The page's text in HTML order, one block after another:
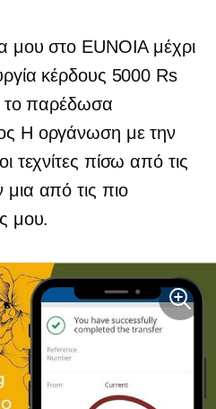
μου στο EUNOIA μέχρι
κέρδους 5000 Rs
το παρέδωσα
Η οργάνωση με την
τεχνίτες πίσω από τις
από τις πιο
μου.